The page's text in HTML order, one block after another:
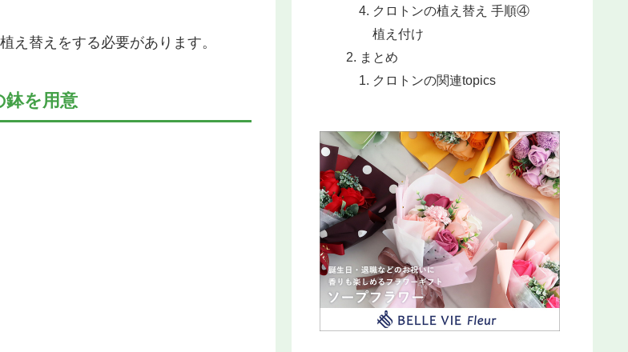
え替えをする必要があります。
を用意
クロトンの植え替え 手順④
植え付け
まとめ
クロトンの関連topics